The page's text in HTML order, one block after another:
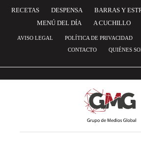
RECETAS DESPENSA BARRAS Y
MENÚ DEL DÍA
A CUCHILLO
AVISO LEGAL POLÍTICA DE PRIVACIDAD
CONTACTO
QUIÉNES